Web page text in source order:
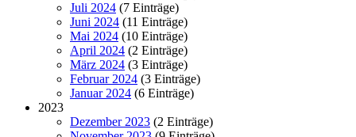
Juli 2024 (7 Einträge)
Juni 2024 (11 Einträge)
Mai 2024 (10 Einträge)
April 2024 (2 Einträge)
März 2024 (3 Einträge)
Februar 2024 (3 Einträge)
Januar 2024 (6 Einträge)
2023
Dezember 2023 (2 Einträge)